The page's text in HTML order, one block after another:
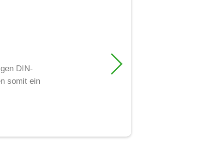
DIN-
somit ein